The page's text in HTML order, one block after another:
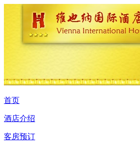
首页
酒店介绍
客房预订